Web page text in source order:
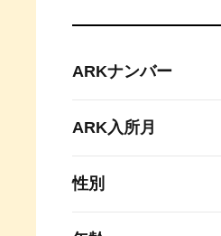
ARKナンバー
ARK入所月
性別